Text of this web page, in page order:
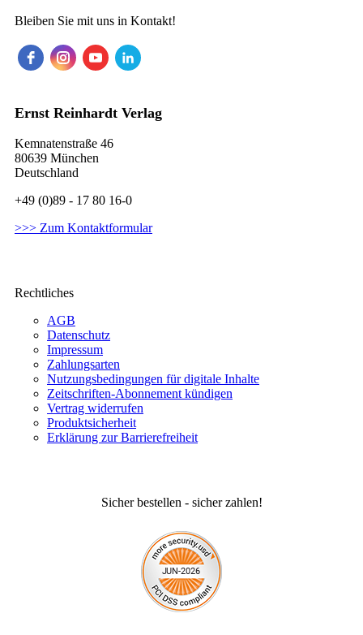
Bleiben Sie mit uns in Kontakt!
Ernst Reinhardt Verlag
Kemnatenstraße 46
80639 München
Deutschland
+49 (0)89 - 17 80 16-0
>>> Zum Kontaktformular
Rechtliches
AGB
Datenschutz
Impressum
Zahlungsarten
Nutzungsbedingungen für digitale Inhalte
Zeitschriften-Abonnement kündigen
Vertrag widerrufen
Produktsicherheit
Erklärung zur Barrierefreiheit
Sicher bestellen - sicher zahlen!